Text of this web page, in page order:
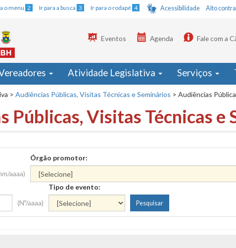
o menu 2 Ir para a busca 3 Ir para o rodapé 4 Acessibilidade Alto
Eventos Agenda Fale com a
Atividade Legislativa Serviços
> Audiências Públicas, Visitas Técnicas e Seminários > Audiências
Públicas, Visitas Técnicas e
aaaa)
Órgão promotor:
(Nº/aaaa)
Tipo de evento: